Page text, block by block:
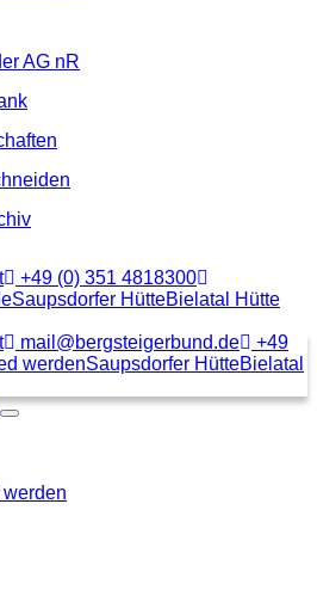
AG nR
+49 (0) 351 4818300
Saupsdorfer HütteBielatal Hütte
mail@bergsteigerbund.de
+49
Saupsdorfer HütteBielatal
Menübutton